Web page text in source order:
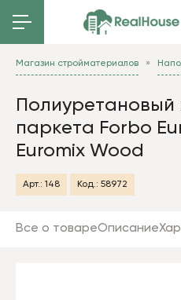
Магазин стройматериалов
Полиуретановый
паркета Forbo
Euromix Wood
Арт.: 148 Код.: 58972
Все о товареОписание